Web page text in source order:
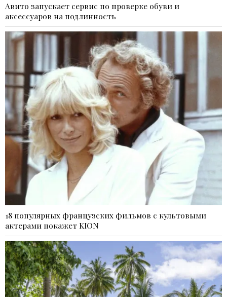
Авито запускает сервис по проверке обуви и
аксессуаров на подлинность
18 популярных французских фильмов с культовыми
актерами покажет KION